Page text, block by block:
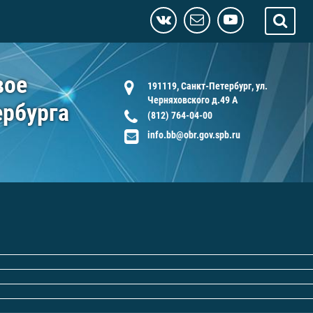
191119, Санкт-Петербург, ул.
Черняховского д.49 А
(812) 764-04-00
info.bb@obr.gov.spb.ru